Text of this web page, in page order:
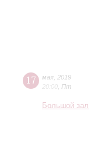
17 мая 2019
20:00 Пт
Большой зал